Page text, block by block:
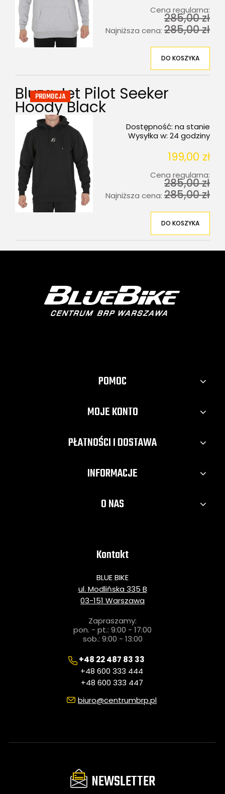
Cena regularna:
285,00 zł
Najniższa cena: 285,00 zł
DO KOSZYKA
Bluza Jet Pilot Seeker
Hoody Black
Dostępność: na stanie
Wysyłka w: 24 godziny
199,00 zł
Cena regularna:
285,00 zł
Najniższa cena: 285,00 zł
DO KOSZYKA
PROMOCJA
POMOC
MOJE KONTO
PŁATNOŚCI I DOSTAWA
INFORMACJE
O NAS
Kontakt
BLUE BIKE
ul. Modlińska 335 B
03-151 Warszawa
Zapraszamy:
pon. - pt.: 9:00 - 17:00
sob.: 9:00 - 13:00
+48 22 487 83 33
+48 600 333 444
+48 600 333 447
biuro@centrumbrp.pl
NEWSLETTER